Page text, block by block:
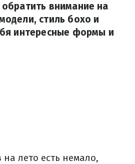
внимание на
стиль бохо и
интересные формы и
лето есть немало,